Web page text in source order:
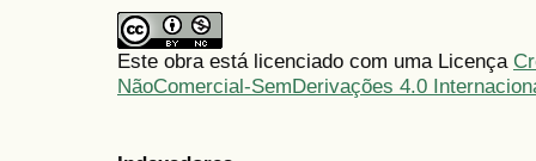
Este obra está licenciado com uma Licença
NãoComercial-SemDerivações 4.0